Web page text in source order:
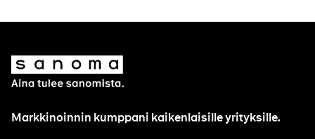
Sanoma
Markkinoinnin kumppani kaikenlaisille yrityksille.